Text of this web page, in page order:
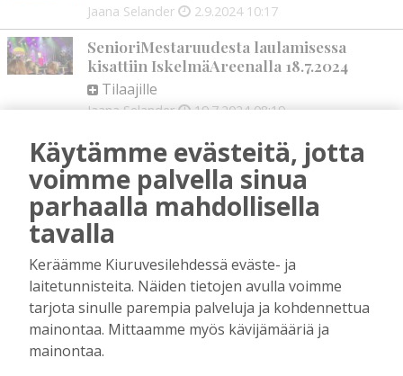
Jaana Selander 2.9.2024 10:17
SenioriMestaruudesta laulamisessa
kisattiin IskelmäAreenalla 18.7.2024
Tilaajille
Jaana Selander 19.7.2024 08:19
Simo Kekäläinen aloitti Kiuruveden
Iskelmäviikon musiikillisen annin
Tilaajille
Jaana Selander 18.7.2024 08:15
Niemiskylän vanhan koulun muistelot
16.7.2024
Jaana Selander 17.7.2024 09:49
Toukosiunaus Heikkisenahossa
Ryönänjoella 23.5.2024
Käytämme evästeitä, jotta
voimme palvella sinua
parhaalla mahdollisella
tavalla
Keräämme Kiuruvesilehdessä eväste- ja
laitetunnisteita. Näiden tietojen avulla voimme
tarjota sinulle parempia palveluja ja kohdennettua
mainontaa. Mittaamme myös kävijämääriä ja
mainontaa.